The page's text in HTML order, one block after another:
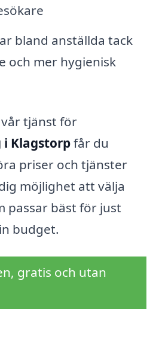
bland anställda tack
och mer hygienisk
tjänst för
Klagstorpfår du
priser och tjänster
möjlighet att välja
passar bäst för just
budget.
gratis och utan